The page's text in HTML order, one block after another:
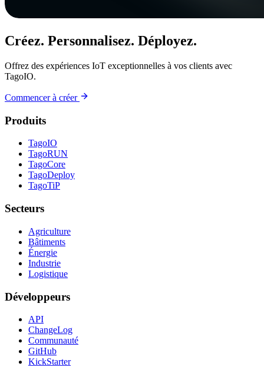
Créez. Personnalisez. Déployez.
Offrez des expériences IoT exceptionnelles à vos clients avec
TagoIO.
Commencer à créer
Produits
TagoIO
TagoRUN
TagoCore
TagoDeploy
TagoTiP
Secteurs
Agriculture
Bâtiments
Énergie
Industrie
Logistique
Développeurs
API
ChangeLog
Communauté
GitHub
KickStarter